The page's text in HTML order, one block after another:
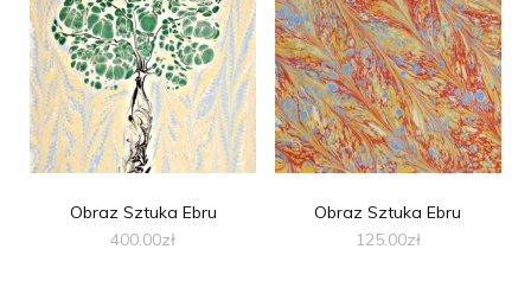
Obraz Sztuka Ebru
400.00zł
Obraz Sztuka Ebru
125.00zł